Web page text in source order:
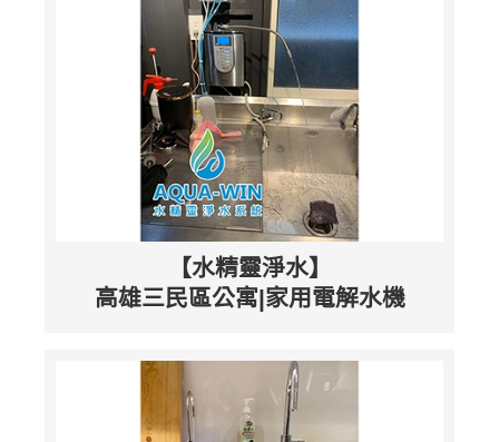
【水精靈淨水】
高雄三民區公寓|家用電解水機